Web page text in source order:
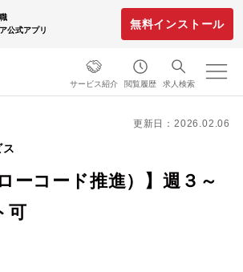
公式アプリ
無料インストール
サービス紹介 閲覧履歴 求人検索
更新日：2026.02.06
ーコード推進）】週３～
可